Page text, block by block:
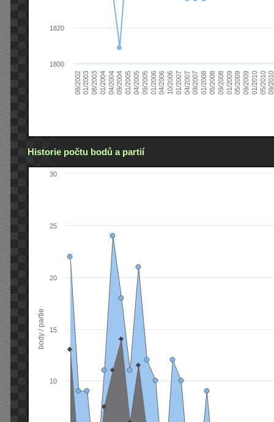
08/200201/200308/200301/200404/200409/200401/200504/200509/200501/200604/200610/200601/200704/200709/200701/200805/200809/200801/200905/200909/200901/201005/201009/
1800
1820
Historie počtu bodů a partií
body / partie
10
20
15
25
30